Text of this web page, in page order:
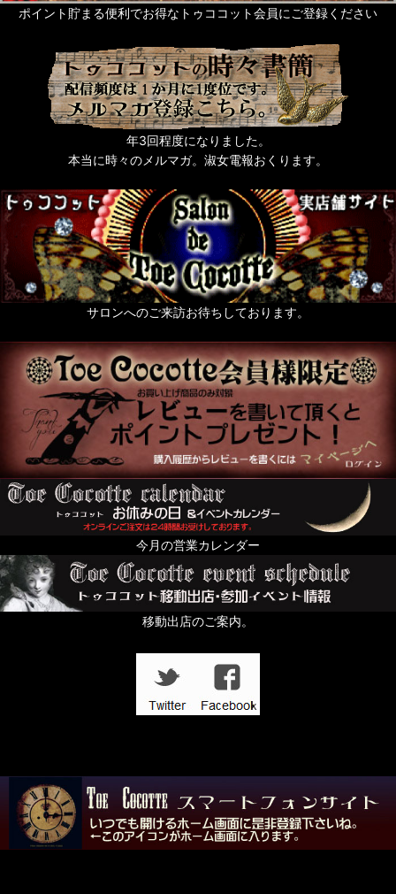
ポイント貯まる便利でお得なトゥココット会員にご登録ください
年3回程度になりました。
本当に時々のメルマガ。淑女電報おくります。
サロンへのご来訪お待ちしております。
今月の営業カレンダー
移動出店のご案内。